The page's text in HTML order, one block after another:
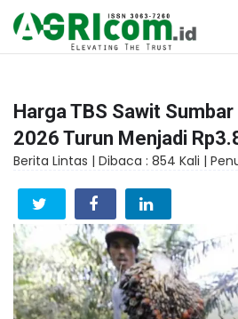
Harga TBS Sawit
2026 Turun Menjadi
Berita Lintas | Dibaca : 854 Kali |